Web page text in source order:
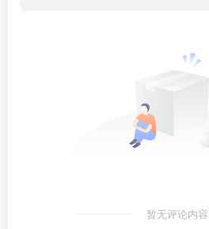
暂无评论内容